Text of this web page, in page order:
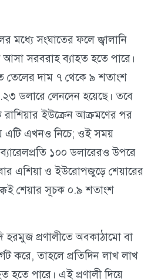
মধ্যে সংঘাতের ফলে জ্বালানি
সরবরাহ ব্যাহত হতে পারে।
দাম ৭ থেকে ৯ শতাংশ
ডলারে লেনদেন হয়েছে। তবে
ইউক্রেন আক্রমণের পর
এটি এখনও নিচে; ওই সময়
১০০ ডলারেরও উপরে
এশিয়া ও ইউরোপজুড়ে শেয়ারের
শেয়ার সূচক ০.৯ শতাংশ
হরমুজ প্রণালীতে অবকাঠামো বা
করে, তাহলে প্রতিদিন লাখ লাখ
হতে পারে। এই প্রণালী দিয়ে